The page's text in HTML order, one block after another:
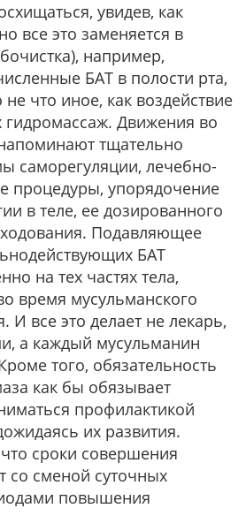
увидев, как
все это заменяется в
например,
БАТ в полости рта,
что иное, как воздействие
гидромассаж. Движения во
тщательно
саморегуляции, лечебно-
процедуры, упорядочение
в теле, ее дозированного
Подавляющее
БАТ
на тех частях тела,
время мусульманского
И все это делает не лекарь,
а каждый мусульманин
того, обязательность
как бы обязывает
профилактикой
их развития.
сроки совершения
со сменой суточных
повышения